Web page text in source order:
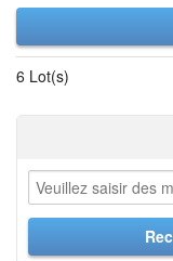
6 Lot(s)